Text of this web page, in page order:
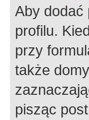
Aby dodać
profilu.
przy
także
pisząc